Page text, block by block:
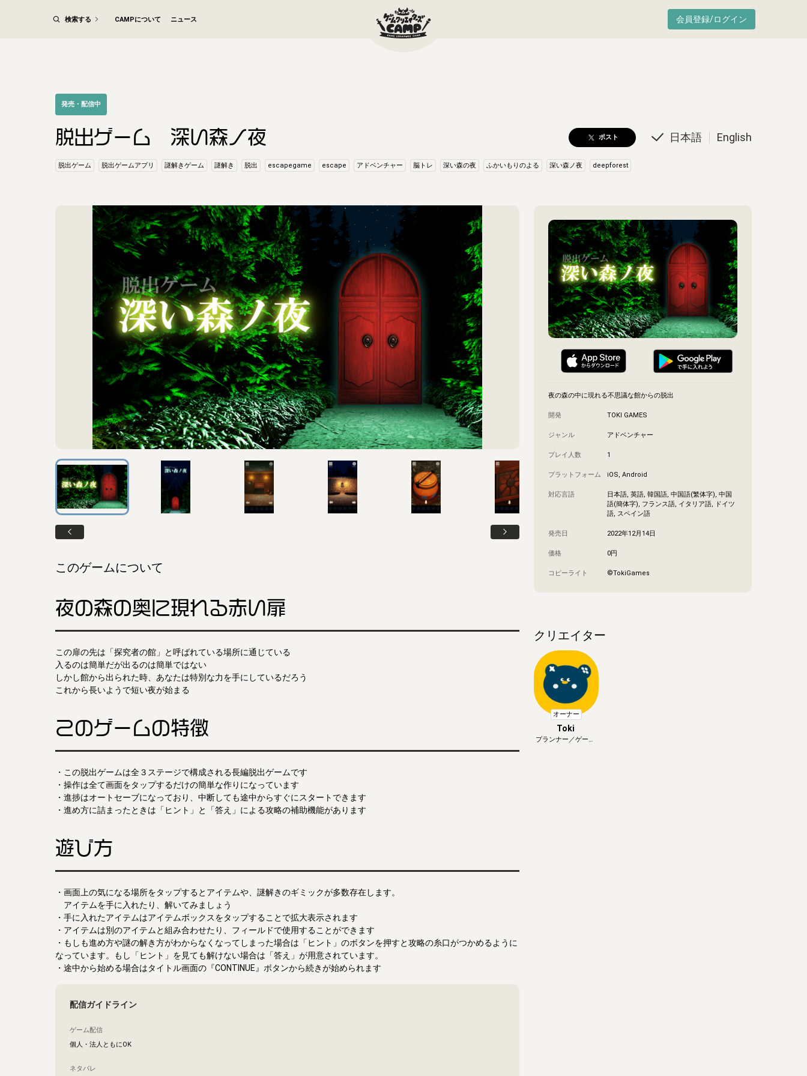
会員登録/ログイン
検索する CAMPについて ニュース
発売・配信中
脱出ゲーム 深い森ノ夜 ポスト 日本語 English
脱出ゲーム 脱出ゲームアプリ 謎解きゲーム 謎解き 脱出 escapegame escape アドベンチャー 脳トレ 深い森の夜 ふかいもりのよる 深い森ノ夜 deepforest
夜の森の中に現れる不思議な館からの脱出
開発 TOKI GAMES
ジャンル アドベンチャー
プレイ人数 1
プラットフォーム iOS, Android
対応言語
日本語, 英語, 韓国語, 中国語(繁体字), 中国
語(簡体字), フランス語, イタリア語, ドイツ
語, スペイン語
発売日 2022年12月14日
価格 0円
コピーライト ©︎TokiGames
クリエイター
オーナー
Toki
プランナー／ゲーム
このゲームについて
夜の森の奥に現れる赤い扉
この扉の先は「探究者の館」と呼ばれている場所に通じている
入るのは簡単だが出るのは簡単ではない
しかし館から出られた時、あなたは特別な力を手にしているだろう
これから長いようで短い夜が始まる
このゲームの特徴
・この脱出ゲームは全３ステージで構成される長編脱出ゲームです
・操作は全て画面をタップするだけの簡単な作りになっています
・進捗はオートセーブになっており、中断しても途中からすぐにスタートできます
・進め方に詰まったときは「ヒント」と「答え」による攻略の補助機能があります
遊び方
・画面上の気になる場所をタップするとアイテムや、謎解きのギミックが多数存在します。
アイテムを手に入れたり、解いてみましょう
・手に入れたアイテムはアイテムボックスをタップすることで拡大表示されます
・アイテムは別のアイテムと組み合わせたり、フィールドで使用することができます
・もしも進め方や謎の解き方がわからなくなってしまった場合は「ヒント」のボタンを押すと攻略の糸口がつかめるように
なっています。もし「ヒント」を見ても解けない場合は「答え」が用意されています。
・途中から始める場合はタイトル画面の『CONTINUE』ボタンから続きが始められます
配信ガイドライン
ゲーム配信
個人・法人ともにOK
ネタバレ